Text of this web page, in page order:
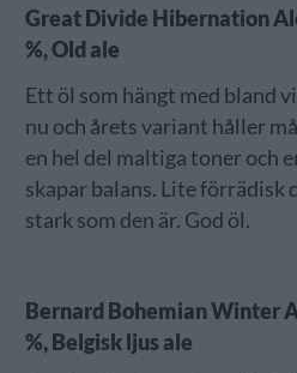
Great Divide Hibernation
%, Old ale
Ett öl som hängt med bland
nu och årets variant håller
en hel del maltiga toner och
skapar balans. Lite förrädisk
stark som den är. God öl.
Bernard Bohemian Winter
%, Belgisk ljus ale